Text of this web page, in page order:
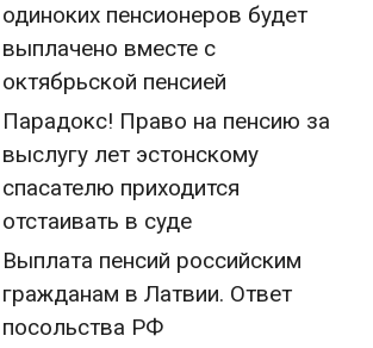
одиноких пенсионеров будет
выплачено вместе с
октябрьской пенсией
Парадокс! Право на пенсию за
выслугу лет эстонскому
спасателю приходится
отстаивать в суде
Выплата пенсий российским
гражданам в Латвии. Ответ
посольства РФ